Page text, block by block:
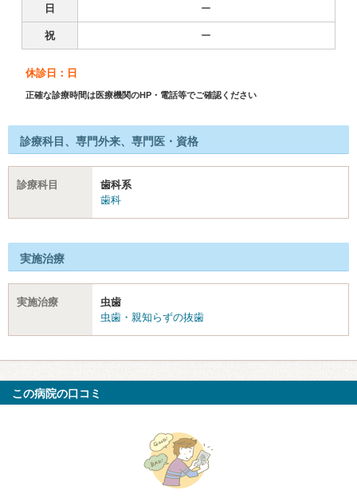
日 ー
祝 ー
休診日：日
正確な診療時間は医療機関のHP・電話等でご確認ください
診療科目、専門外来、専門医・資格
診療科目
歯科系
歯科
実施治療
実施治療
虫歯
虫歯・親知らずの抜歯
この病院の口コミ